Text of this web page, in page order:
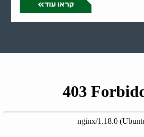
קראו עוד